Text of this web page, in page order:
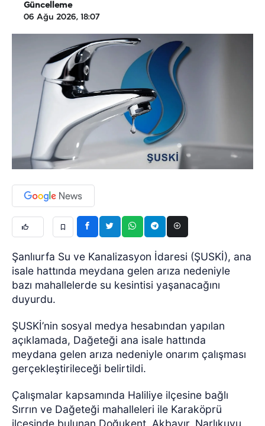
Güncelleme
06 Ağu 2026, 18:07
Şanlıurfa Su ve Kanalizasyon İdaresi (ŞUSKİ), ana
isale hattında meydana gelen arıza nedeniyle
bazı mahallelerde su kesintisi yaşanacağını
duyurdu.
ŞUSKİ’nin sosyal medya hesabından yapılan
açıklamada, Dağeteği ana isale hattında
meydana gelen arıza nedeniyle onarım çalışması
gerçekleştirileceği belirtildi.
Çalışmalar kapsamında Haliliye ilçesine bağlı
Sırrın ve Dağeteği mahalleleri ile Karaköprü
ilçesinde bulunan Doğukent, Akbayır, Narlıkuyu,